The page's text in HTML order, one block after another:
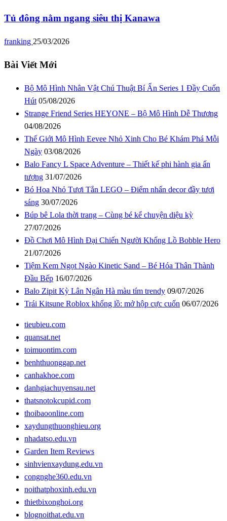
Tủ đông nằm ngang siêu thị Kanawa
franking 25/03/2026
Bài Viết Mới
Bộ Mô Hình Nhân Vật Chú Thuật Bí Ẩn Series 1 Đầy Cuốn
Hút 05/08/2026
Strange Friend Series HEYONE – Bộ Mô Hình Dễ Thương
04/08/2026
Thế Giới Mô Hình Eevee Nhỏ Xinh Cho Bé Khám Phá Mỗi
Ngày 03/08/2026
Balo Fancy L Space Adventure – Thiết kế phi hành gia ấn
tượng 31/07/2026
Bó Hoa Nhỏ Tươi Tắn LEGO – Điểm nhấn decor đầy tươi
sáng 30/07/2026
Búp bê Lola thời trang – Cùng bé kể chuyện diệu kỳ
27/07/2026
Đồ Chơi Mô Hình Đại Chiến Người Khổng Lồ Bobble Hero
21/07/2026
Tiệm Kem Ngọt Ngào Kinetic Sand – Bé Hóa Thân Thành
Đầu Bếp 16/07/2026
Balo Zipit Kỳ Lân Ngân Hà màu tím trendy 09/07/2026
Trái Kitsune Roblox khổng lồ: mở hộp cực cuốn 06/07/2026
tieubieu.com
quansat.net
toimuontim.com
benhthuonggap.net
canhakhoe.com
danhgiachuyensau.net
thatsnotokcupid.com
thoibaoonline.com
xaydungthuonghieu.org
nhadatso.edu.vn
Garden Item Reviews
sinhvienxaydung.edu.vn
congnghe360.edu.vn
noithatphoxinh.edu.vn
thietbixonghoi.org
blognoithat.edu.vn